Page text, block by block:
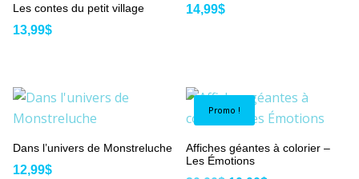
ancien
Les contes du petit village
13,99$
14,99$
Dans l’univers de Monstreluche
12,99$
Promo !
Affiches géantes à colorier –
Les Émotions